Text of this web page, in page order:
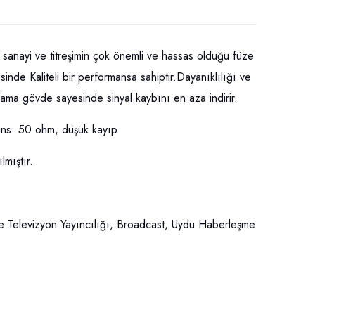
ve titreşimin çok önemli ve hassas olduğu füze
Kaliteli bir performansa sahiptir.Dayanıklılığı ve
gövde sayesinde sinyal kaybını en aza indirir.
50 ohm, düşük kayıp
Yayıncılığı, Broadcast, Uydu Haberleşme